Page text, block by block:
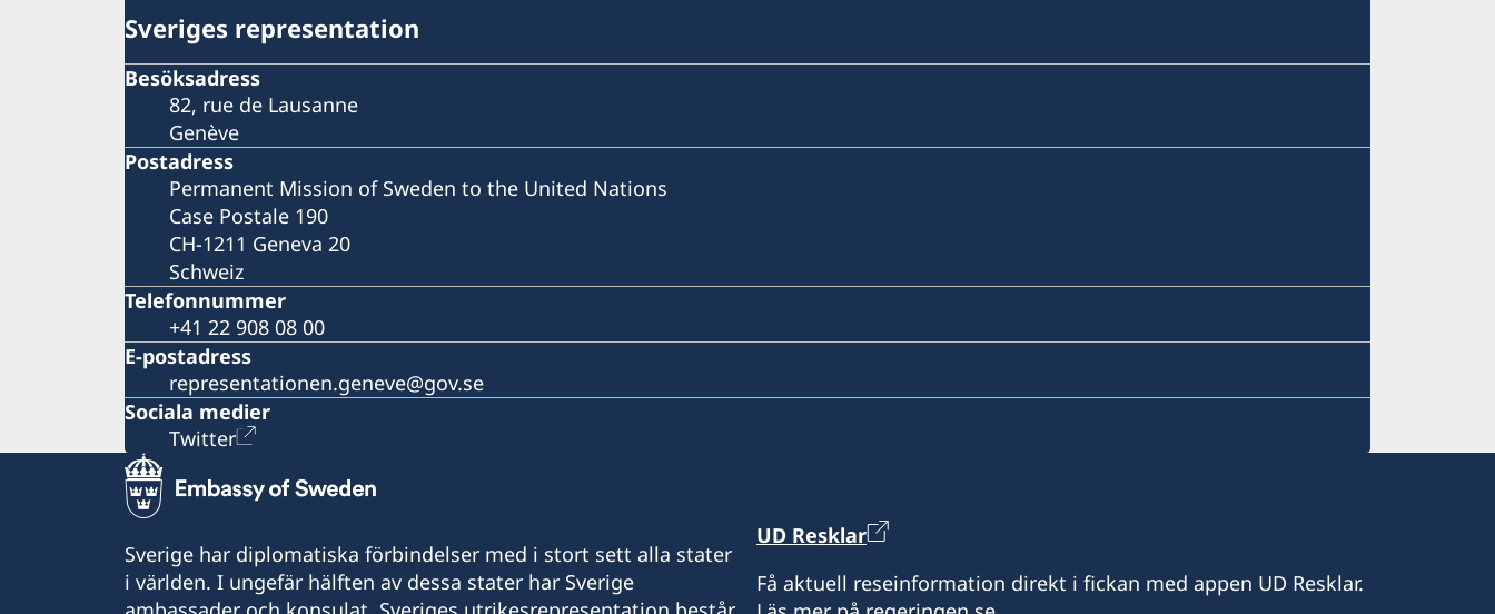
Sveriges representation
Besöksadress
82, rue de Lausanne
Genève
Postadress
Permanent Mission of Sweden to the United Nations
Case Postale 190
CH-1211 Geneva 20
Schweiz
Telefonnummer
+41 22 908 08 00
E-postadress
representationen.geneve@gov.se
Sociala medier
Twitter
Sverige har diplomatiska förbindelser med i stort sett alla stater
i världen. I ungefär hälften av dessa stater har Sverige
UD Resklar
Få aktuell reseinformation direkt i fickan med appen UD Resklar.